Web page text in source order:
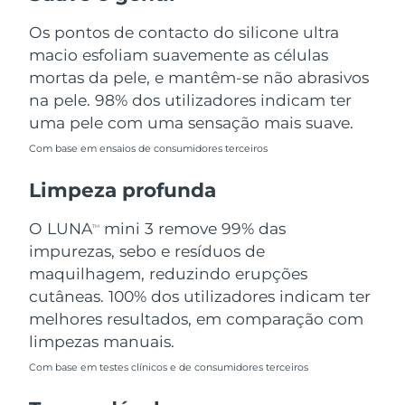
Os pontos de contacto do silicone ultra
macio esfoliam suavemente as células
mortas da pele, e mantêm-se não abrasivos
na pele. 98% dos utilizadores indicam ter
uma pele com uma sensação mais suave.
Com base em ensaios de consumidores terceiros
Limpeza profunda
O LUNATM
mini 3 remove 99% das
impurezas, sebo e resíduos de
maquilhagem, reduzindo erupções
cutâneas. 100% dos utilizadores indicam ter
melhores resultados, em comparação com
limpezas manuais.
Com base em testes clínicos e de consumidores terceiros
Filipinas Entrega prevista11.08.2026
Polônia Entrega prevista09.08.2026
Portugal
Porto Rico Entrega prevista
Catar Entrega prevista
Reunião Entrega prevista
Romênia Entrega prevista08.08.2026
Rússia
Arábia Saudita